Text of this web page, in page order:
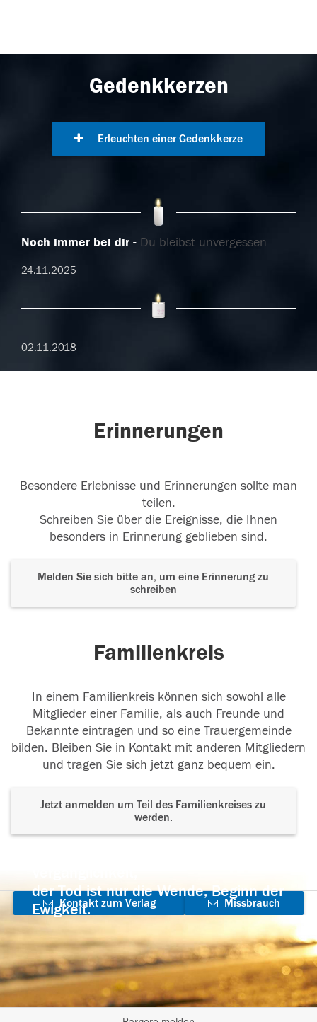
Gedenkkerzen
Erleuchten einer Gedenkkerze
Noch immer bei dir Du bleibst unvergessen
24.11.2025
02.11.2018
Erinnerungen
Besondere Erlebnisse und Erinnerungen sollte man
teilen.
Schreiben Sie über die Ereignisse, die Ihnen
besonders in Erinnerung geblieben sind.
Melden Sie sich bitte an, um eine Erinnerung zu
schreiben
Familienkreis
In einem Familienkreis können sich sowohl alle
Mitglieder einer Familie, als auch Freunde und
Bekannte eintragen und so eine Trauergemeinde
bilden. Bleiben Sie in Kontakt mit anderen Mitgliedern
und tragen Sie sich jetzt ganz bequem ein.
Jetzt anmelden um Teil des Familienkreises zu
werden.
der Tod ist nur die Wende, Beginn der
Ewigkeit.
Kontakt zum Verlag
aufnehmen
Missbrauch